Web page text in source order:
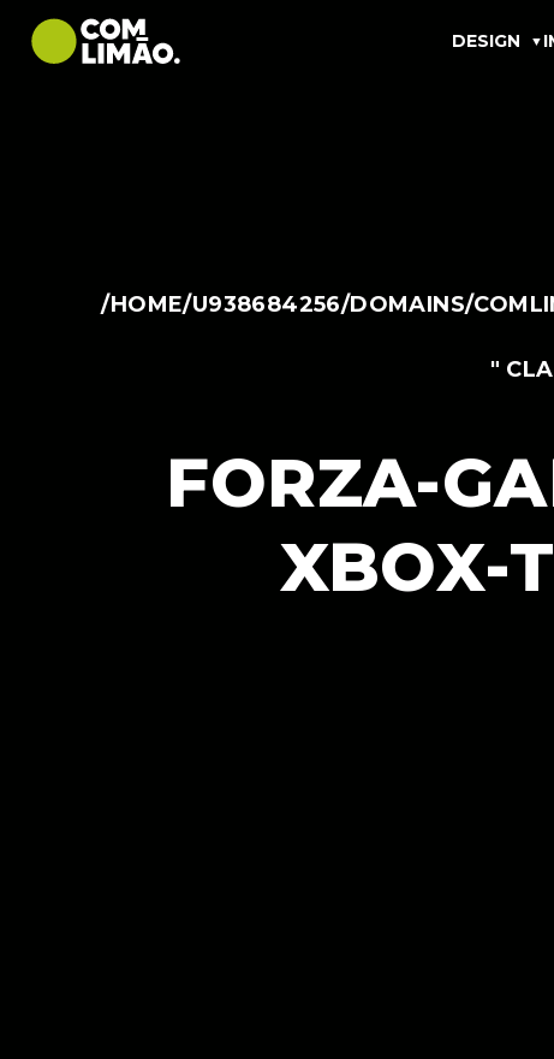
DESIGN
/HOME/U938684256/DOMAINS/
"
FORZA-
XBOX-